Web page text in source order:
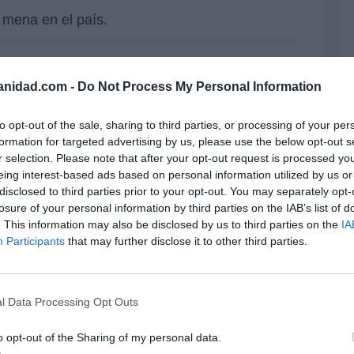
- Do Not Process My Personal Information
opt-out of the sale, sharing to third parties, or processing of your
for targeted advertising by us, please use the below opt-out
selection. Please note that after your opt-out request is processed
interest-based ads based on personal information utilized by us
to third parties prior to your opt-out. You may separately
of your personal information by third parties on the IAB’s list of
This information may also be disclosed by us to third parties on the
Participants that may further disclose it to other third parties.
Data Processing Opt Outs
opt-out of the Sharing of my personal data.
en el país.
no acompañada... cuya madre
por Hispanidad sobre un menor senegalés
mientras sus padres residen en
los menas. Un menor senegalés
en Francia y su tío en Barcelona